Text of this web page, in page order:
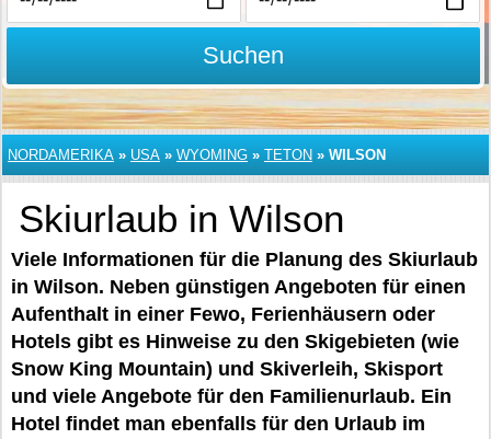
Suchen
NORDAMERIKA » USA » WYOMING » TETON » WILSON
Skiurlaub in Wilson
Viele Informationen für die Planung des Skiurlaub
in Wilson. Neben günstigen Angeboten für einen
Aufenthalt in einer Fewo, Ferienhäusern oder
Hotels gibt es Hinweise zu den Skigebieten (wie
Snow King Mountain) und Skiverleih, Skisport
und viele Angebote für den Familienurlaub. Ein
Hotel findet man ebenfalls für den Urlaub im